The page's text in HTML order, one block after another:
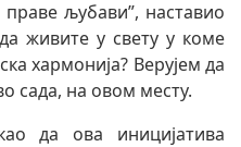
љубави”, наставио
живите у свету у коме
хармонија? Верујем да
сада, на овом месту.
да ова иницијатива